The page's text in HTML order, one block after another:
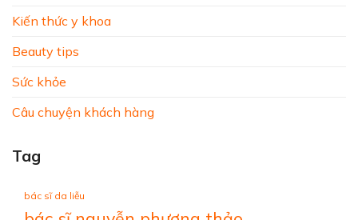
Kiến thức y khoa
Beauty tips
Sức khỏe
Câu chuyện khách hàng
Tag
bác sĩ da liễu